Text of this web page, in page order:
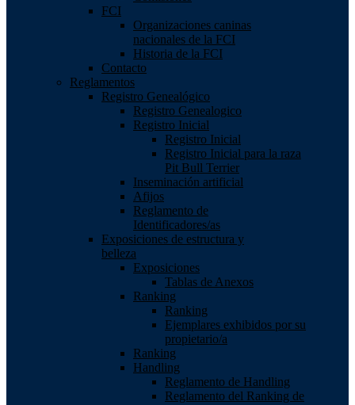
FCI
Organizaciones caninas
nacionales de la FCI
Historia de la FCI
Contacto
Reglamentos
Registro Genealógico
Registro Genealogico
Registro Inicial
Registro Inicial
Registro Inicial para la raza
Pit Bull Terrier
Inseminación artificial
Afijos
Reglamento de
Identificadores/as
Exposiciones de estructura y
belleza
Exposiciones
Tablas de Anexos
Ranking
Ranking
Ejemplares exhibidos por su
propietario/a
Ranking
Handling
Reglamento de Handling
Reglamento del Ranking de